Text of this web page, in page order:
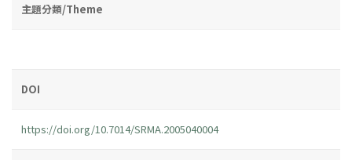
主題分類/Theme
DOI
https://doi.org/10.7014/SRMA.2005040004